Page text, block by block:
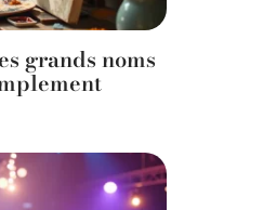
grands noms